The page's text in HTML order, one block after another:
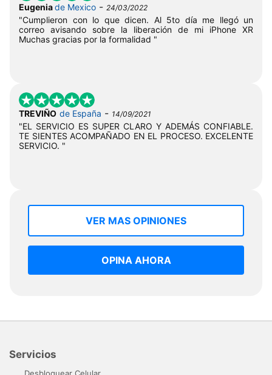
Eugeniade Mexico - 24/03/2022
"Cumplieron con lo que dicen. Al 5to día me llegó un
correo avisando sobre la liberación de mi iPhone XR
Muchas gracias por la formalidad "
TREVIÑO de España - 14/09/2021
"EL SERVICIO ES SUPER CLARO Y ADEMÁS CONFIABLE.
TE SIENTES ACOMPAÑADO EN EL PROCESO. EXCELENTE
SERVICIO. "
VER MAS OPINIONES
OPINA AHORA
Servicios